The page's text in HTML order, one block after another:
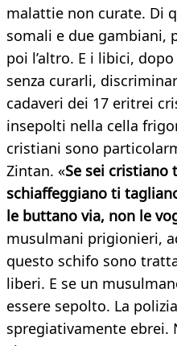
malattie non curate. Di
somali e due gambiani,
poi l’altro. E i libici,
senza curarli,
cadaveri dei 17 eritrei
insepolti nella cella
cristiani sono
Zintan. «Se sei cristiano
schiaffeggiano ti
le buttano via, non le
musulmani prigionieri,
questo schifo sono
liberi. E se un
essere sepolto. La
spregiativamente ebrei.